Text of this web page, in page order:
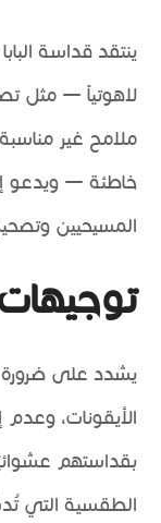
ينتقد قداسة
لاهوتياً — مثل
ملامح غير
خاطئة — ويدعو
المسيحيين
يشدد على ضرورة
الأيقونات،
بقداستهم
الطقسية التي